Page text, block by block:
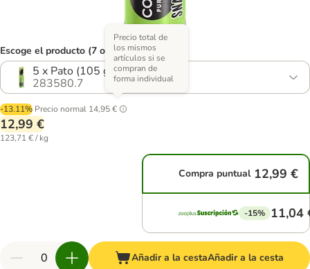
Escoge el producto (7 opciones)
5 x Pato (105 g)
283580.7
-13.11% Precio normal 14,95 €
Precio total de
los mismos
artículos si se
compran de
forma individual
12,99 €
123,71 € / kg
Compra puntual 12,99 €
-15% 11,04
Añadir a la cestaAñadir a la cesta